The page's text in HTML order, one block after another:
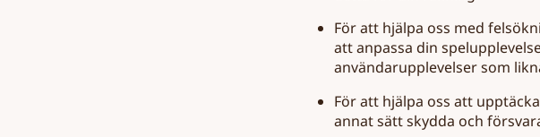
För att hjälpa oss med
att anpassa din
användarupplevelser som
För att hjälpa oss att
annat sätt skydda och